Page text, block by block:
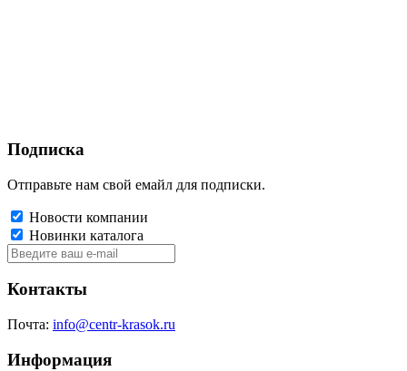
Подписка
Отправьте нам свой емайл для подписки.
Новости компании
Новинки каталога
Контакты
Почта: info@centr-krasok.ru
Информация